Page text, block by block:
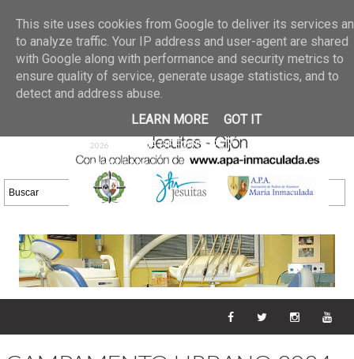
02 jun 2026
GALERIA DE FOTOS
30/05/2026
25 may 2026
GALERIA
DE FOTOS 23/05/2026
20 may
2026
GALERIA DE FOTOS
16/05/2026
DE FOTOS 09/05/2026
28 abr
2026
GALERIA DE FOTOS 25 Y
26/04/2026
This site uses cookies from Google to deliver its services
to analyze traffic. Your IP address and user-agent are shared
with Google along with performance and security metrics to
ensure quality of service, generate usage statistics, and to
detect and address abuse.
LEARN MORE
GOT IT